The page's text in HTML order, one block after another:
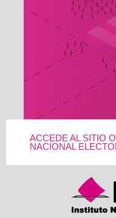
ACCEDE AL SITIO
NACIONAL